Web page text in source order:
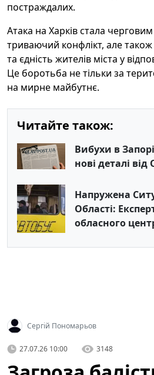
постраждалих.
Атака на Харків стала
триваючий конфлікт, але
та єдність жителів міста у
Це боротьба не тільки за
на мирне майбутнє.
Читайте також:
Вибухи в
нові деталі від
Напружена
Області:
обласного
Сергій Пономарьов
27.07.26 10:00 3148